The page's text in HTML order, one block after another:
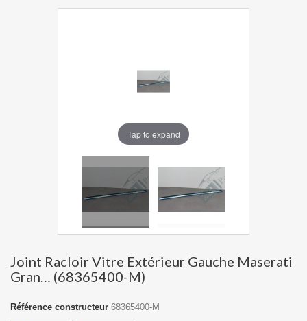
Tap to expand
Joint Racloir Vitre Extérieur Gauche Maserati
Gran… (68365400-M)
Référence constructeur 68365400-M